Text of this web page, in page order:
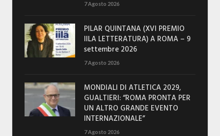
7 Agosto 2026
PILAR QUINTANA (XVI PREMIO
IILA LETTERATURA) A ROMA – 9
settembre 2026
7 Agosto 2026
MONDIALI DI ATLETICA 2029,
GUALTIERI: “ROMA PRONTA PER
UN ALTRO GRANDE EVENTO
INTERNAZIONALE”
7 Agosto 2026